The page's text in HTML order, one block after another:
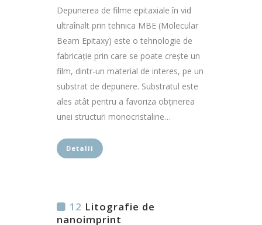
Depunerea de filme epitaxiale în vid
ultraînalt prin tehnica MBE (Molecular
Beam Epitaxy) este o tehnologie de
fabricație prin care se poate crește un
film, dintr-un material de interes, pe un
substrat de depunere. Substratul este
ales atât pentru a favoriza obținerea
unei structuri monocristaline…
Detalii
12 Litografie de
nanoimprint